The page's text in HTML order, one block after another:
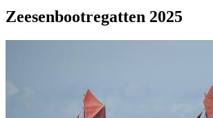
Zeesenbootregatten 2025